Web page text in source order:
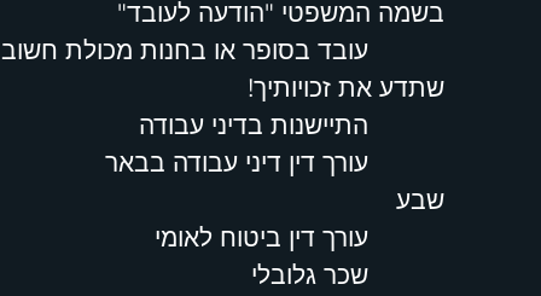
בשמה המשפטי "הודעה לעובד"
עובד בסופר או בחנות מכולת חשוב
שתדע את זכויותיך!
התיישנות בדיני עבודה
עורך דין דיני עבודה בבאר
שבע
עורך דין ביטוח לאומי
שכר גלובלי